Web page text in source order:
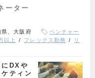
ーター
県、大阪府
ベンチャー
以上 フレックス勤務
リ
DXや
ティン